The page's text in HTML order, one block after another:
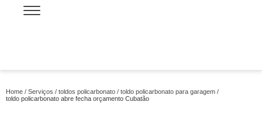
Home Serviços toldos policarbonato
toldo policarbonato para garagem
toldo policarbonato abre fecha orçamento Cubatão